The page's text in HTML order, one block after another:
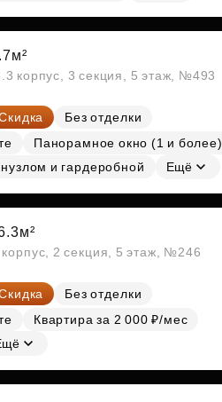
корпус, 3 секция, 5 этаж, №493
Без отделки
Панорамное окно (1 и более)
и гардеробной
Ещё
2 секция, 5 этаж, №246
Без отделки
Квартира за 2 000 ₽/мес